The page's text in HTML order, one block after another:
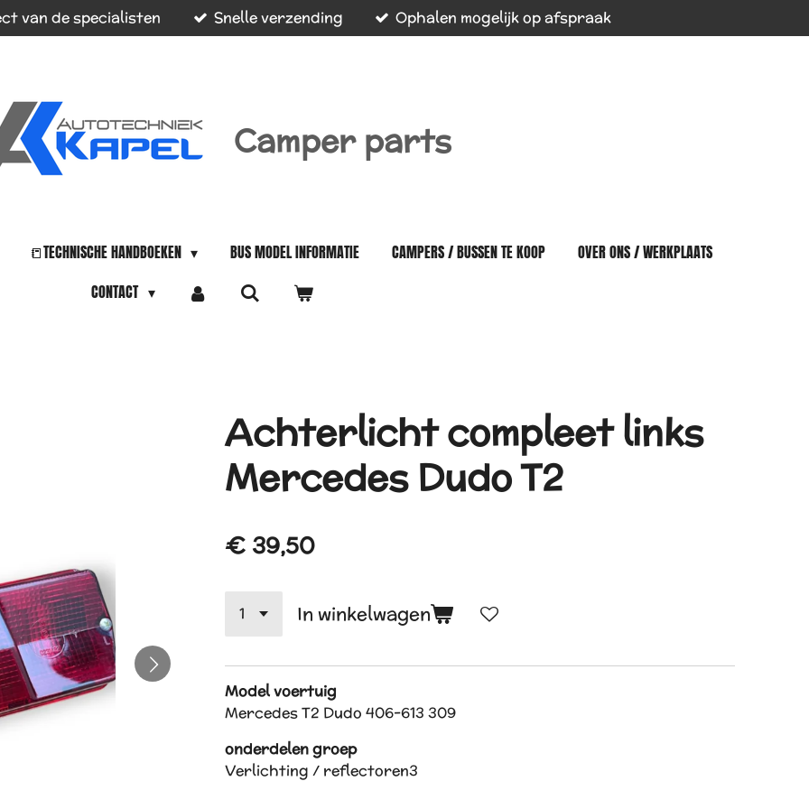
van de specialisten Snelle verzending Ophalen mogelijk op afspraak
Camper parts
📒TECHNISCHE HANDBOEKEN BUS MODEL INFORMATIE CAMPERS / BUSSEN TE KOOP
OVER ONS / WERKPLAATS
CONTACT
Achterlicht compleet links
Mercedes Dudo T2
€ 39,50
In winkelwagen
Model voertuig
Mercedes T2 Dudo 406-613 309
onderdelen groep
Verlichting / reflectoren3